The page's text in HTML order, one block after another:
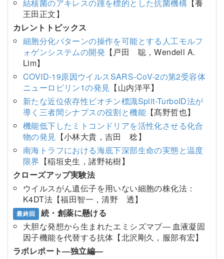
結核菌のアキレスの踵を標的とした抗菌機構 【養
王田正文】
カレントトピックス
細胞分化パターンの操作を可能とする人工モルフ
ォゲンシステムの開発 【戸田 聡，Wendell A.
Lim】
COVID-19原因ウイルスSARS-CoV-2の第2受容体
ニューロピリン1の発見 【山内洋平】
新たな近位依存性ビオチン標識Split-TurboID法が
導く三者間シナプスの役割と機能 【髙野哲也】
機能低下したミトコンドリアを活性化させる化合
物の発見 【小林大貴，吉田 稔】
南海トラフにおける海底下深部生命の実態と温度
限界 【稲垣史生，諸野祐樹】
クローズアップ実験法
ウイルスがん遺伝子を用いない細胞の株化法：
K4DT法【福田智一，清野 透】
最終回 続・創薬に懸ける
大胆な発想から生まれたエミシズマブ― 血液凝固
因子機能を代替する抗体【北沢剛久，服部有宏】
ラボレポート―独立編―